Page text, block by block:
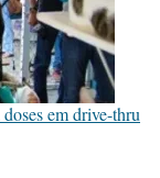
em drive-thru